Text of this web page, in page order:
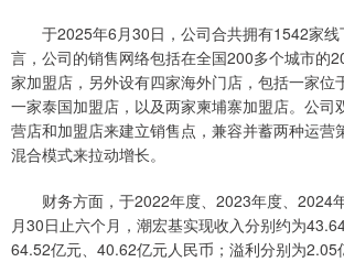
于2025年6月30日，公司合共拥有1542家线
言，公司的销售网络包括在全国200多个城市的
家加盟店，另外设有四家海外门店，包括一家位
一家泰国加盟店，以及两家柬埔寨加盟店。公司
营店和加盟店来建立销售点，兼容并蓄两种运营
混合模式来拉动增长。
财务方面，于2022年度、2023年度、2024
月30日止六个月，潮宏基实现收入分别约为
64.52亿元、40.62亿元人民币；溢利分别为2.05